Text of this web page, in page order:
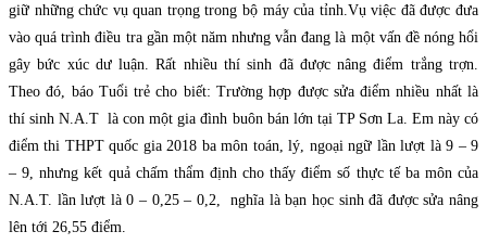
giữ những chức vụ quan trọng trong bộ máy của tỉnh.Vụ việc đã được đưa
vào quá trình điều tra gần một năm nhưng vẫn đang là một vấn đề nóng hổi
gây bức xúc dư luận. Rất nhiều thí sinh đã được nâng điểm trắng trợn.
Theo đó, báo Tuổi trẻ cho biết: Trường hợp được sửa điểm nhiều nhất là
thí sinh N.A.T là con một gia đình buôn bán lớn tại TP Sơn La. Em này có
điểm thi THPT quốc gia 2018 ba môn toán, lý, ngoại ngữ lần lượt là 9 – 9
– 9, nhưng kết quả chấm thẩm định cho thấy điểm số thực tế ba môn của
N.A.T. lần lượt là 0 – 0,25 – 0,2, nghĩa là bạn học sinh đã được sửa nâng
lên tới 26,55 điểm.